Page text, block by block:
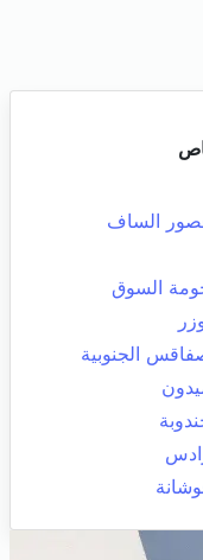
الساف
السوق
الجنوبية